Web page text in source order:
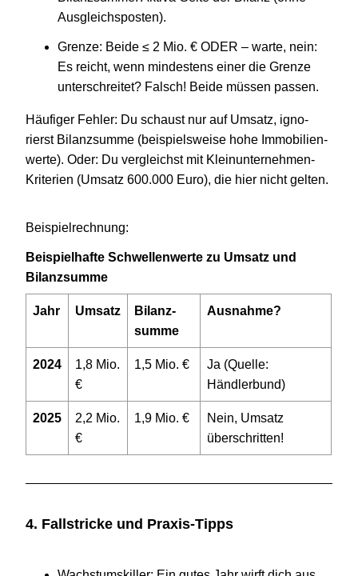
Ausgleichsposten).
Grenze: Beide ≤ 2 Mio. € ODER – warte, nein:
Es reicht, wenn min­des­tens einer die Grenze
unter­schrei­tet? Falsch! Beide müssen passen.
Häu­fi­ger Fehler: Du schaust nur auf Umsatz, igno­
rierst Bilanz­summe (bei­spiels­weise hohe Immo­bi­li­en­
werte). Oder: Du ver­gleichst mit Kleinunternehmen-
Kriterien (Umsatz600.000 Euro), die hier nicht gelten.
Bei­spiel­rech­nung:
Bei­spiel­hafte Schwel­len­werte zu Umsatz und
Bilanzsumme
Jahr Umsatz
Bilanz­
summe
Aus­nahme?
2024 1,8 Mio.
€
1,5 Mio. €
Ja (Quelle:
Händlerbund)
2025 2,2 Mio.
€
1,9 Mio. €
Nein, Umsatz
überschritten!
4. Fall­stri­cke und Praxis-Tipps